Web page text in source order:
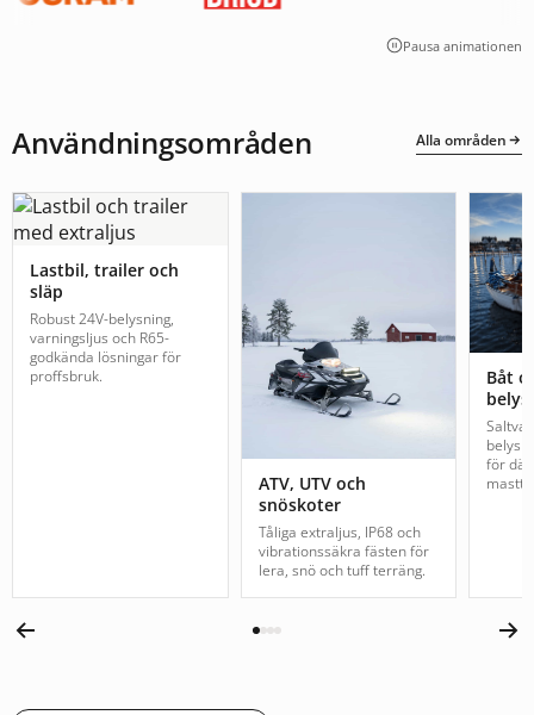
Pausa animationen
Användningsområden Alla områden
Lastbil, trailer och
släp
Robust 24V-belysning,
varningsljus och R65-
godkända lösningar för
proffsbruk.
ATV, UTV och
snöskoter
Tåliga extraljus, IP68 och
vibrationssäkra fästen för
lera, snö och tuff terräng.
Båt
för